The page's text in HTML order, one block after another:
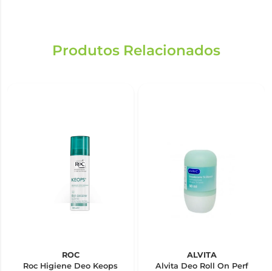
Produtos Relacionados
ROC
Roc Higiene Deo Keops
ALVITA
Alvita Deo Roll On Perf